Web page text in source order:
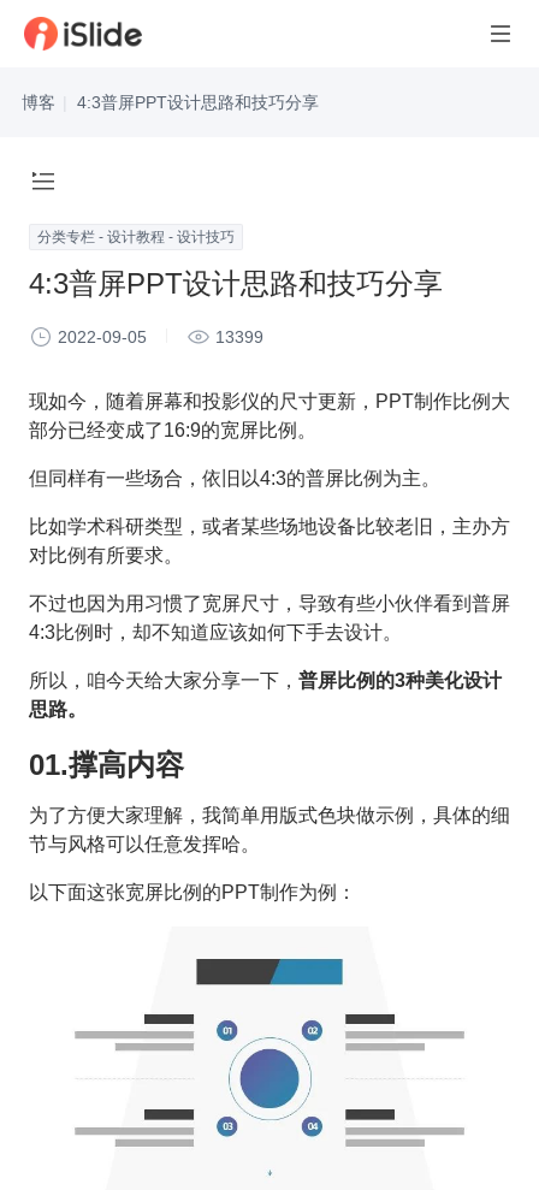
博客 4:3普屏PPT设计思路和技巧分享
分类专栏 - 设计教程 - 设计技巧
4:3普屏PPT设计思路和技巧分享
2022-09-05 13399
现如今，随着屏幕和投影仪的尺寸更新，PPT制作比例大
部分已经变成了16:9的宽屏比例。
但同样有一些场合，依旧以4:3的普屏比例为主。
比如学术科研类型，或者某些场地设备比较老旧，主办方
对比例有所要求。
不过也因为用习惯了宽屏尺寸，导致有些小伙伴看到普屏
4:3比例时，却不知道应该如何下手去设计。
所以，咱今天给大家分享一下， 普屏比例的3种美化设计
思路。
01.撑高内容
为了方便大家理解，我简单用版式色块做示例，具体的细
节与风格可以任意发挥哈。
以下面这张宽屏比例的PPT制作为例：